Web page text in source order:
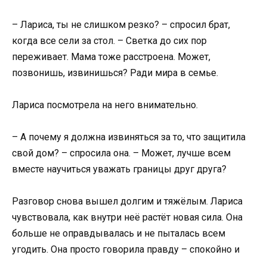
– Лариса, ты не слишком резко? – спросил брат,
когда все сели за стол. – Светка до сих пор
переживает. Мама тоже расстроена. Может,
позвонишь, извинишься? Ради мира в семье.
Лариса посмотрела на него внимательно.
– А почему я должна извиняться за то, что защитила
свой дом? – спросила она. – Может, лучше всем
вместе научиться уважать границы друг друга?
Разговор снова вышел долгим и тяжёлым. Лариса
чувствовала, как внутри неё растёт новая сила. Она
больше не оправдывалась и не пыталась всем
угодить. Она просто говорила правду – спокойно и